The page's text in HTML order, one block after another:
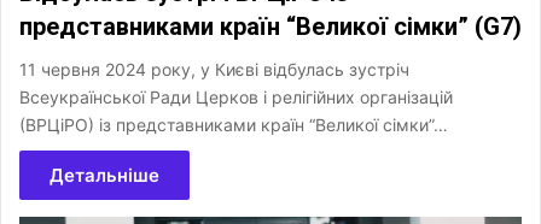
представниками країн “Великої сімки” (G7)
11 червня 2024 року, у Києві відбулась зустріч
Всеукраїнської Ради Церков і релігійних організацій
(ВРЦіРО) із представниками країн “Великої сімки”…
Детальніше